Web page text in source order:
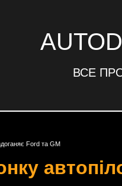
ВСЕ
Ford та GM